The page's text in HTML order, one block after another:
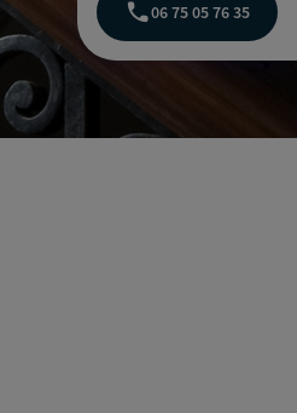
06 75 05 76 35